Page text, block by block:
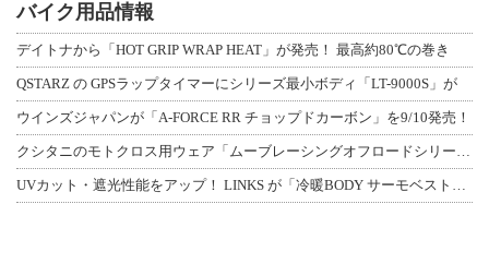
バイク用品情報
デイトナから「HOT GRIP WRAP HEAT」が発売！ 最高約80℃の巻き
QSTARZ の GPSラップタイマーにシリーズ最小ボディ「LT-9000S」が
ウインズジャパンが「A-FORCE RR チョップドカーボン」を9/10発売！
クシタニのモトクロス用ウェア「ムーブレーシングオフロードシリーズ」3アイテムが登
UVカット・遮光性能をアップ！ LINKS が「冷暖BODY サーモベスト」改良